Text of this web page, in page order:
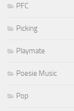
PFC
Picking
Playmate
Poesie Music
Pop